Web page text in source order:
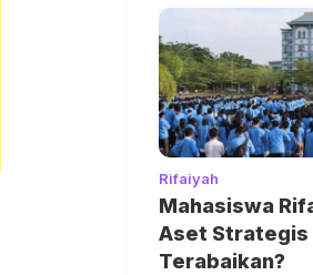
Rifaiyah
Mahasiswa
Aset Strategis
Terabaikan?